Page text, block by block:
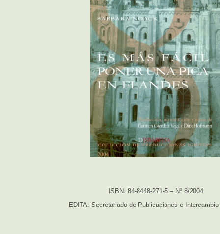
ISBN: 84-8448-271-5 – Nº 8/2004
EDITA: Secretariado de Publicaciones e